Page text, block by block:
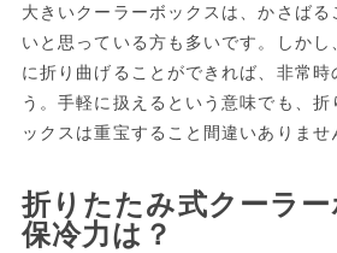
大きいクーラーボックスは、かさばる
いと思っている方も多いです。しかし
に折り曲げることができれば、非常時
う。手軽に扱えるという意味でも、
ックスは重宝すること間違いありませ
折りたたみ式クーラ
保冷力は？